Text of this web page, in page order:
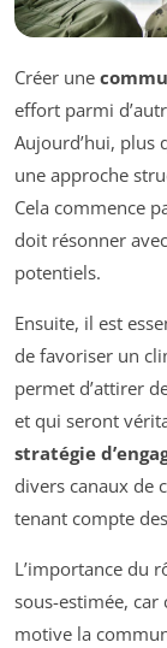
Créer une
effort parmi
Aujourd’hui, plus
une approche
Cela commence
doit résonner
potentiels.
Ensuite, il est
de favoriser un
permet d’attirer
et qui seront
stratégie
divers canaux de
tenant compte
L’importance du
sous-estimée,
motive la